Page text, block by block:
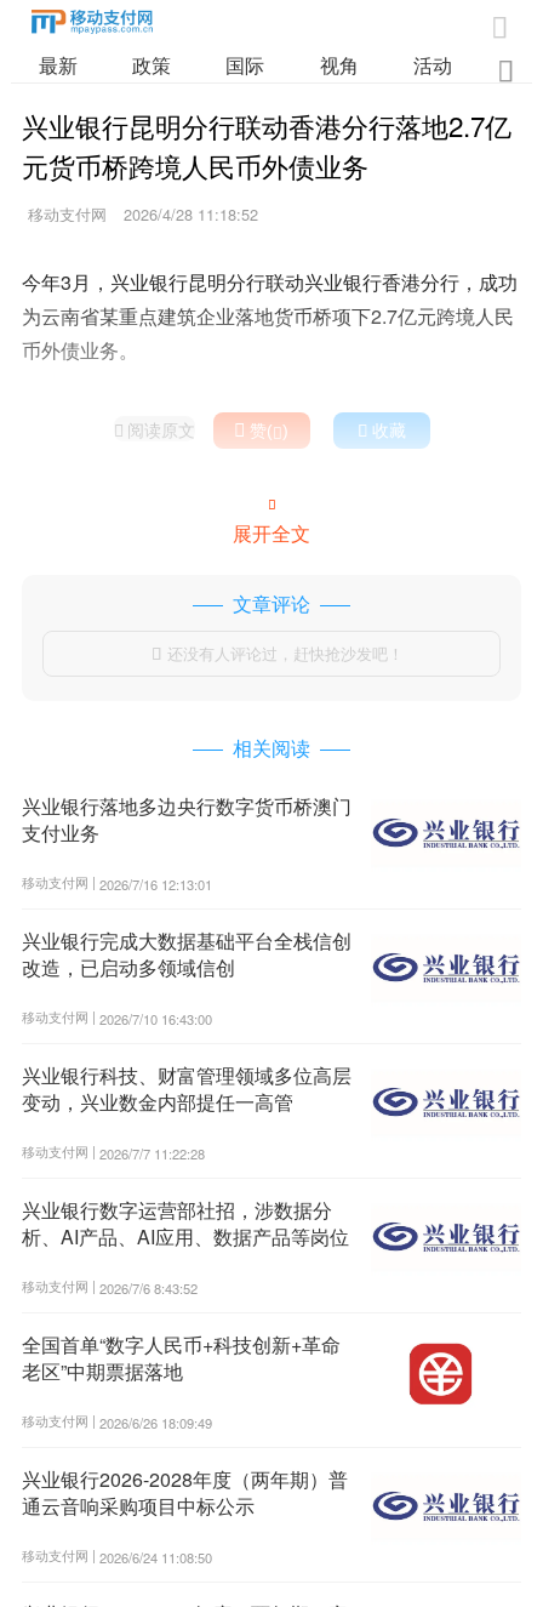

最新 政策 国际 视角 活动 业

兴业银行昆明分行联动香港分行落地2.7亿
元货币桥跨境人民币外债业务
移动支付网 2026/4/28 11:18:52
今年3月，兴业银行昆明分行联动兴业银行香港分行，成功
为云南省某重点建筑企业落地货币桥项下2.7亿元跨境人民
币外债业务。
 阅读原文  赞()  收藏

展开全文
文章评论
 还没有人评论过，赶快抢沙发吧！
相关阅读
兴业银行落地多边央行数字货币桥澳门
支付业务
移动支付网 | 2026/7/16 12:13:01
兴业银行完成大数据基础平台全栈信创
改造，已启动多领域信创
移动支付网 | 2026/7/10 16:43:00
兴业银行科技、财富管理领域多位高层
变动，兴业数金内部提任一高管
移动支付网 | 2026/7/7 11:22:28
兴业银行数字运营部社招，涉数据分
析、AI产品、AI应用、数据产品等岗位
移动支付网 | 2026/7/6 8:43:52
全国首单“数字人民币+科技创新+革命
老区”中期票据落地
移动支付网 | 2026/6/26 18:09:49
兴业银行2026-2028年度（两年期）普
通云音响采购项目中标公示
移动支付网 | 2026/6/24 11:08:50